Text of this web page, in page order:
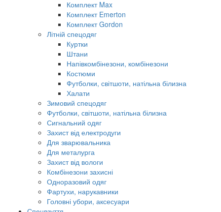
Комплект Max
Комплект Emerton
Комплект Gordon
Літній спецодяг
Куртки
Штани
Напівкомбінезони, комбінезони
Костюми
Футболки, світшоти, натільна білизна
Халати
Зимовий спецодяг
Футболки, світшоти, натільна білизна
Сигнальний одяг
Захист від електродуги
Для зварювальника
Для металурга
Захист від вологи
Комбінезони захисні
Одноразовий одяг
Фартухи, нарукавники
Головні убори, аксесуари